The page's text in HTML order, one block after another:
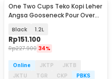
One Two Cups Teko Kopi Leher
Angsa Gooseneck Pour Over
Black 1.2L
Rp151.100
Rp227.900 34%
Online JKTP
JKTB
JKTU
TGR CKP
PBKS